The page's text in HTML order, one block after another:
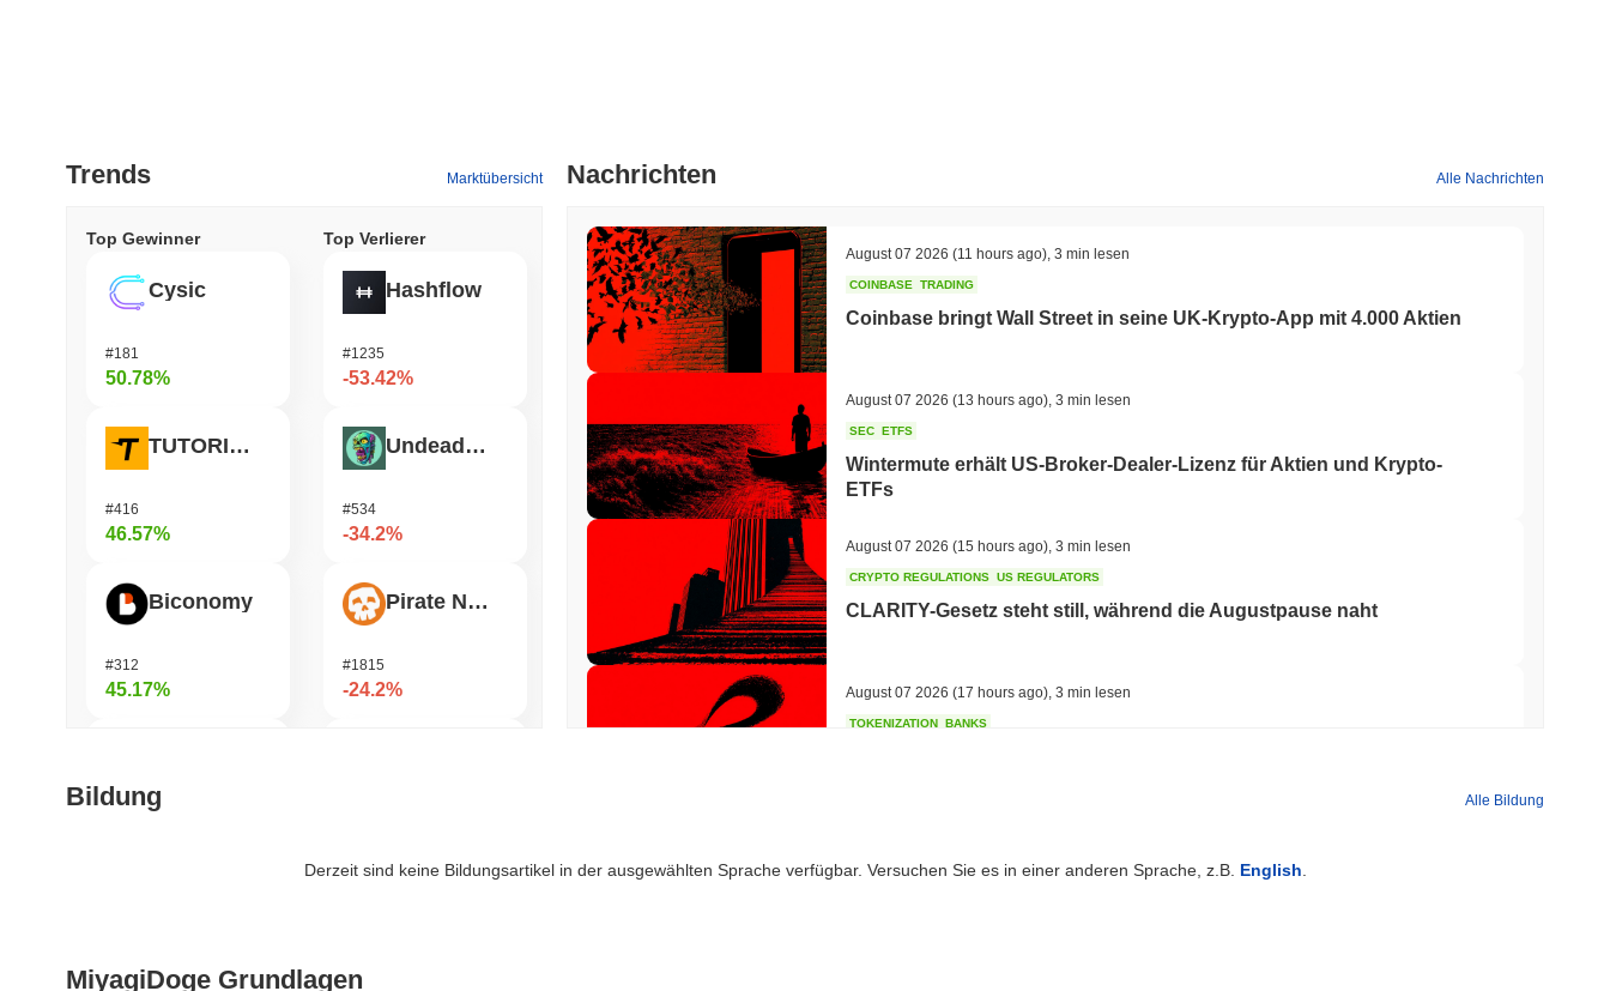
Trends Marktübersicht
Top Gewinner
Cysic
#181
50.78%
TUTORIAL
#416
46.57%
Biconomy
#312
45.17%
#335
Top Verlierer
Hashflow
#1235
-53.42%
Undeads Games
#534
-34.2%
Pirate Nation Token
#1815
-24.2%
#204
Nachrichten Alle Nachrichten
August 07 2026 (11 hours ago) 3 min lesen
COINBASE TRADING
Coinbase bringt Wall Street in seine UK-Krypto-App mit 4.000 Aktien
August 07 2026 (13 hours ago) 3 min lesen
SEC ETFS
Wintermute erhält US-Broker-Dealer-Lizenz für Aktien und Krypto-
ETFs
August 07 2026 (15 hours ago) 3 min lesen
CRYPTO REGULATIONS US REGULATORS
CLARITY-Gesetz steht still, während die Augustpause naht
August 07 2026 (17 hours ago) 3 min lesen
TOKENIZATION BANKS
STABLECOIN JAPAN
Bildung Alle Bildung
Derzeit sind keine Bildungsartikel in der ausgewählten Sprache verfügbar. Versuchen Sie es in einer anderen Sprache, z.B. English
MiyagiDoge Grundlagen